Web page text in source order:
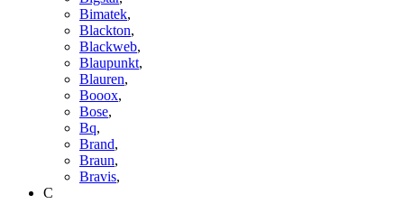
Bimatek,
Blackton,
Blackweb,
Blaupunkt,
Blauren,
Booox,
Bose,
Bq,
Brand,
Braun,
Bravis,
C